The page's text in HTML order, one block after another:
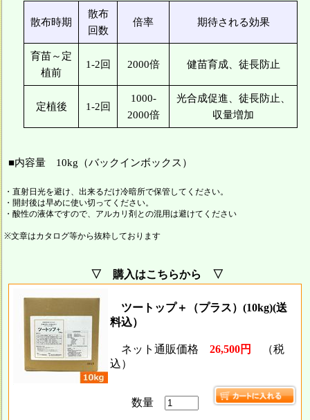
散布時期
散布
回数
倍率 期待される効果
育苗～定
植前
1-2回 2000倍 健苗育成、徒長防止
定植後 1-2回
1000-
2000倍
光合成促進、徒長防止、
収量増加
■内容量 10kg（バックインボックス）
・直射日光を避け、出来るだけ冷暗所で保管してください。
・開封後は早めに使い切ってください。
・酸性の液体ですので、アルカリ剤との混用は避けてください
※文章はカタログ等から抜粋しております
▽ 購入はこちらから ▽
ツートップ＋（プラス）(10kg)(送
料込）
ネット通販価格 26,500円
（税
込）
数量